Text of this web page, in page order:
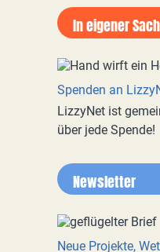
In eigener
Spenden an
LizzyNet ist
über jede Spende!
Newsletter
Neue Projekte,